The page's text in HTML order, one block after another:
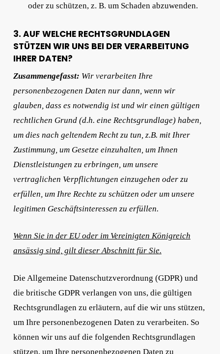
oder zu schützen, z. B. um Schaden abzuwenden.
3. AUF WELCHE RECHTSGRUNDLAGEN
STÜTZEN WIR UNS BEI DER VERARBEITUNG
IHRER DATEN?
Zusammengefasst: Wir verarbeiten Ihre
personenbezogenen Daten nur dann, wenn wir
glauben, dass es notwendig ist und wir einen gültigen
rechtlichen Grund (d.h. eine Rechtsgrundlage) haben,
um dies nach geltendem Recht zu tun, z.B. mit Ihrer
Zustimmung, um Gesetze einzuhalten, um Ihnen
Dienstleistungen zu erbringen, um unsere
vertraglichen Verpflichtungen einzugehen oder zu
erfüllen, um Ihre Rechte zu schützen oder um unsere
legitimen Geschäftsinteressen zu erfüllen.
Wenn Sie in der EU oder im Vereinigten Königreich
ansässig sind, gilt dieser Abschnitt für Sie.
Die Allgemeine Datenschutzverordnung (GDPR) und
die britische GDPR verlangen von uns, die gültigen
Rechtsgrundlagen zu erläutern, auf die wir uns stützen,
um Ihre personenbezogenen Daten zu verarbeiten. So
können wir uns auf die folgenden Rechtsgrundlagen
stützen, um Ihre personenbezogenen Daten zu